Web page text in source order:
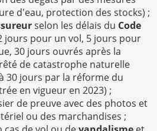
d'eau, protection des stocks) ;
selon les délais du Code
jours pour un vol, 5 jours pour
30 jours ouvrés après la
de catastrophe naturelle
30 jours par la réforme du
en vigueur en 2023) ;
de preuve avec des photos et
ou des marchandises ;